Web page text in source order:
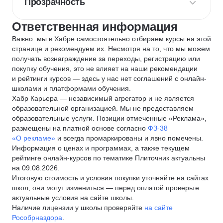
Прозрачность
Ответственная информация
Важно: мы в Хабре самостоятельно отбираем курсы на этой
странице и рекомендуем их. Несмотря на то, что мы можем
получать вознаграждение за переходы, регистрацию или
покупку обучения, это не влияет на наши рекомендации
и рейтинги курсов — здесь у нас нет соглашений с онлайн-
школами и платформами обучения.
Хабр Карьера — независимый агрегатор и не является
образовательной организацией. Мы не предоставляем
образовательные услуги. Позиции отмеченные «Реклама»,
размещены на платной основе согласно ФЗ-38
«О рекламе» и всегда промаркированы и явно помечены.
Информация о ценах и программах, а также текущем
рейтинге онлайн-курсов по тематике Плиточник актуальны
на 09.08.2026.
Итоговую стоимость и условия покупки уточняйте на сайтах
школ, они могут измениться — перед оплатой проверьте
актуальные условия на сайте школы.
Наличие лицензии у школы проверяйте на сайте
Рособрназдора